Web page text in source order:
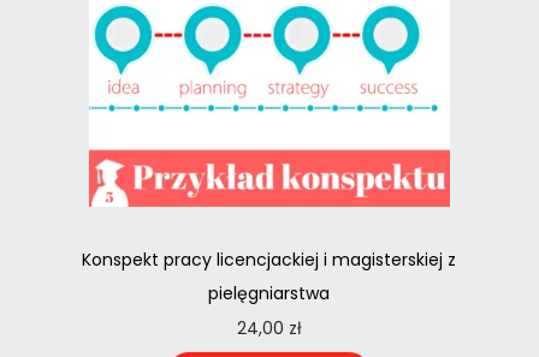
Konspekt pracy licencjackiej i magisterskiej z
pielęgniarstwa
24,00 zł